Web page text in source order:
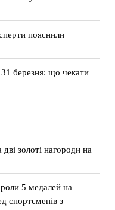
пояснили
31 березня: що чекати
золоті нагороди на
5 медалей на
спортсменів з